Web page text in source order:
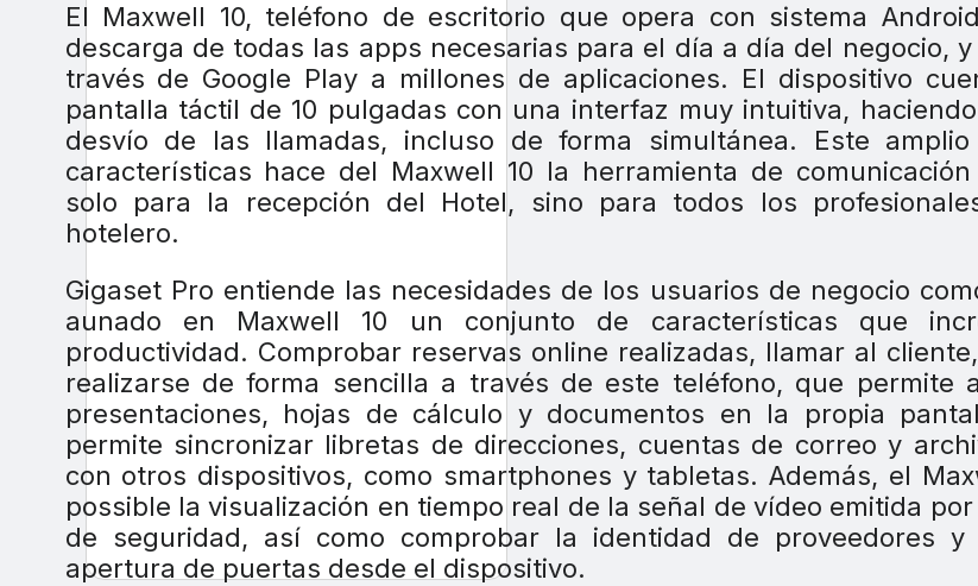
El Maxwell 10, teléfono de escritorio que opera con sistema
descarga de todas las apps necesarias para el día a día del negocio, y
través de Google Play a millones de aplicaciones. El dispositivo
pantalla táctil de 10 pulgadas con una interfaz muy intuitiva,
desvío de las llamadas, incluso de forma simultánea. Este
características hace del Maxwell 10 la herramienta de
solo para la recepción del Hotel, sino para todos los
hotelero.
Gigaset Pro entiende las necesidades de los usuarios de negocio
aunado en Maxwell 10 un conjunto de características que
productividad. Comprobar reservas online realizadas, llamar al
realizarse de forma sencilla a través de este teléfono, que permite
presentaciones, hojas de cálculo y documentos en la propia
permite sincronizar libretas de direcciones, cuentas de correo y
con otros dispositivos, como smartphones y tabletas. Además, el
possible la visualización en tiempo real de la señal de vídeo emitida
de seguridad, así como comprobar la identidad de proveedores y
apertura de puertas desde el dispositivo.